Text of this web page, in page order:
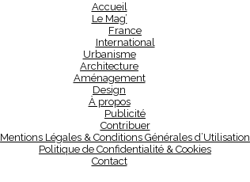
Accueil
Le Mag’
France
International
Urbanisme
Architecture
Aménagement
Design
À propos
Publicité
Contribuer
Mentions Légales & Conditions Générales d’Utilisation
Politique de Confidentialité & Cookies
Contact